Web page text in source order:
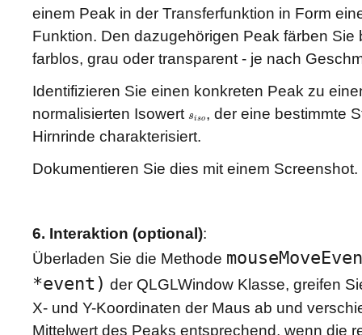
einem Peak in der Transferfunktion in Form
Funktion. Den dazugehörigen Peak färben Sie
farblos, grau oder transparent - je nach
Identifizieren Sie einen konkreten Peak zu
normalisierten Isowert siso
siso, der eine bestimmte
Hirnrinde charakterisiert.
Dokumentieren Sie dies mit einem Screenshot.
6. Interaktion (optional):
Überladen Sie die Methode
*event) der QLGLWindow Klasse, greifen
X- und Y-Koordinaten der Maus ab und
Mittelwert des Peaks entsprechend, wenn die